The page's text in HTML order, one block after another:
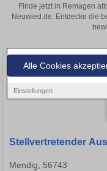
Alle Cookies
Einstellungen
Finde jetzt in Remagen
Neuwied.de. Entdecke die
Stellvertretender
Mendig, 56743